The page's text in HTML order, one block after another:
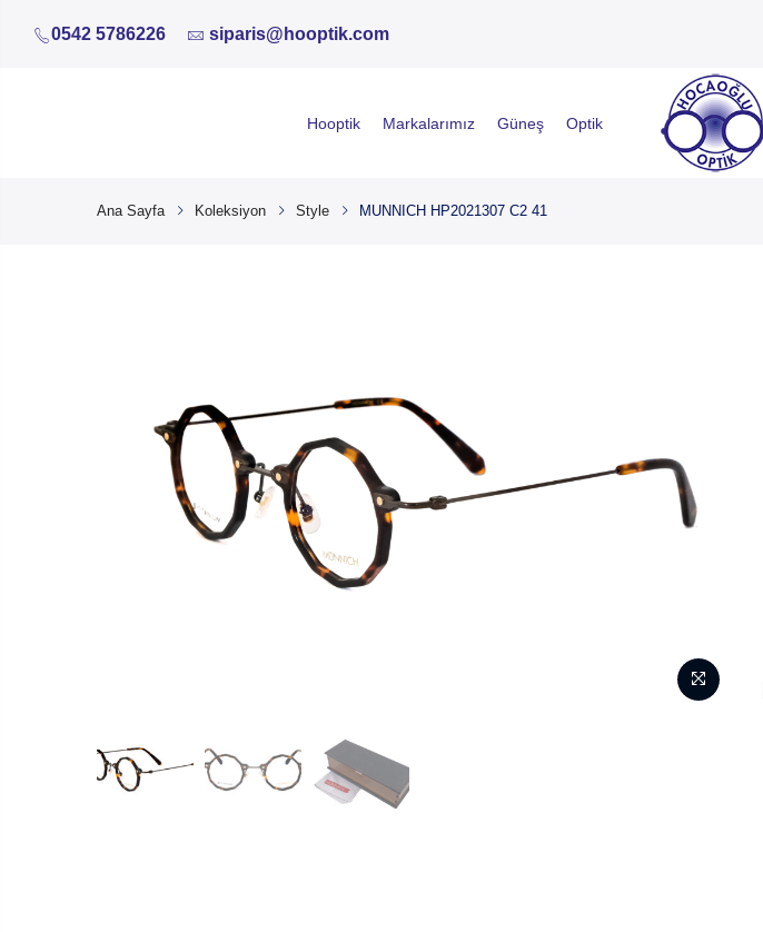
0542 5786226 siparis@hooptik.com
Hooptik Markalarımız Güneş Optik
Ana Sayfa Koleksiyon Style MUNNICH HP2021307 C2 41